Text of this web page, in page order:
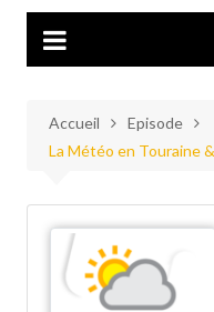
Accueil
Episode
La Météo en Touraine